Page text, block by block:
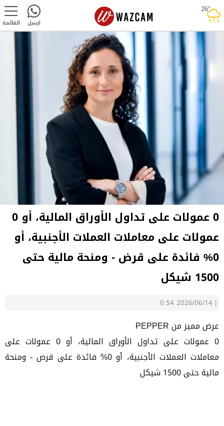
26°rainy القائمة ارسل
0 عمولات على تداول الأوراق المالية، أو 0
عمولات على معاملات العملات الأجنبية، أو
0% فائدة على قرض - ومنحة مالية حتى
1500 شيكل
|
2026/06/14 0:54
عرض مميز من PEPPER
0 عمولات على تداول الأوراق المالية، أو 0 عمولات على
معاملات العملات الأجنبية، أو 0% فائدة على قرض - ومنحة
مالية حتى 1500 شيكل